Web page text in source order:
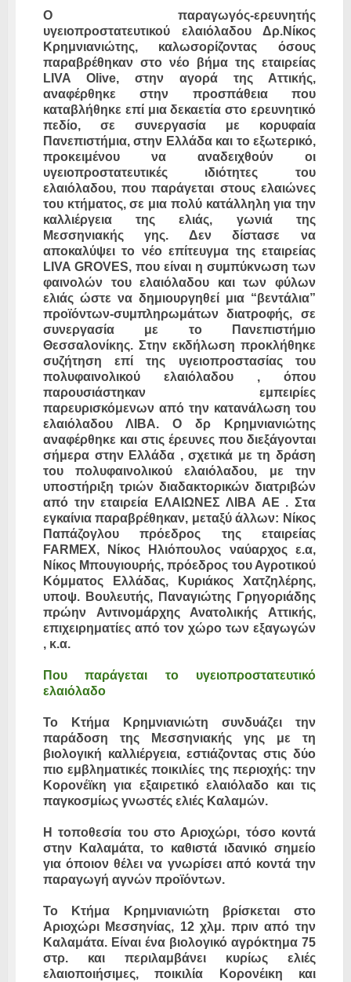
Ο παραγωγός-ερευνητής
υγειοπροστατευτικού ελαιόλαδου Δρ.Νίκος
Κρημνιανιώτης, καλωσορίζοντας όσους
παραβρέθηκαν στο νέο βήμα της εταιρείας
LIVA Olive, στην αγορά της Αττικής,
αναφέρθηκε στην προσπάθεια που
καταβλήθηκε επί μια δεκαετία στο ερευνητικό
πεδίο, σε συνεργασία με κορυφαία
Πανεπιστήμια, στην Ελλάδα και το εξωτερικό,
προκειμένου να αναδειχθούν οι
υγειοπροστατευτικές ιδιότητες του
ελαιόλαδου, που παράγεται στους ελαιώνες
του κτήματος, σε μια πολύ κατάλληλη για την
καλλιέργεια της ελιάς, γωνιά της
Μεσσηνιακής γης. Δεν δίστασε να
αποκαλύψει το νέο επίτευγμα της εταιρείας
LIVA GROVES, που είναι η συμπύκνωση των
φαινολών του ελαιόλαδου και των φύλων
ελιάς ώστε να δημιουργηθεί μια “βεντάλια”
προϊόντων-συμπληρωμάτων διατροφής, σε
συνεργασία με το Πανεπιστήμιο
Θεσσαλονίκης. Στην εκδήλωση προκλήθηκε
συζήτηση επί της υγειοπροστασίας του
πολυφαινολικού ελαιόλαδου , όπου
παρουσιάστηκαν εμπειρίες
παρευρισκόμενων από την κατανάλωση του
ελαιόλαδου ΛΙΒΑ. Ο δρ Κρημνιανιώτης
αναφέρθηκε και στις έρευνες που διεξάγονται
σήμερα στην Ελλάδα , σχετικά με τη δράση
του πολυφαινολικού ελαιόλαδου, με την
υποστήριξη τριών διαδακτορικών διατριβών
από την εταιρεία ΕΛΑΙΩΝΕΣ ΛΙΒΑ ΑΕ . Στα
εγκαίνια παραβρέθηκαν, μεταξύ άλλων: Νίκος
Παπάζογλου πρόεδρος της εταιρείας
FARMEΧ, Νίκος Ηλιόπουλος ναύαρχος ε.α,
Νίκος Μπουγιουρής, πρόεδρος του Αγροτικού
Κόμματος Ελλάδας, Κυριάκος Χατζηλέρης,
υποψ. Βουλευτής, Παναγιώτης Γρηγοριάδης
πρώην Αντινομάρχης Ανατολικής Αττικής,
επιχειρηματίες από τον χώρο των εξαγωγών
, κ.α.
Που παράγεται το υγειοπροστατευτικό
ελαιόλαδο
Το Κτήμα Κρημνιανιώτη συνδυάζει την
παράδοση της Μεσσηνιακής γης με τη
βιολογική καλλιέργεια, εστιάζοντας στις δύο
πιο εμβληματικές ποικιλίες της περιοχής: την
Κορονέϊκη για εξαιρετικό ελαιόλαδο και τις
παγκοσμίως γνωστές ελιές Καλαμών.
Η τοποθεσία του στο Αριοχώρι, τόσο κοντά
στην Καλαμάτα, το καθιστά ιδανικό σημείο
για όποιον θέλει να γνωρίσει από κοντά την
παραγωγή αγνών προϊόντων.
Το Κτήμα Κρημνιανιώτη βρίσκεται στο
Αριοχώρι Μεσσηνίας, 12 χλμ. πριν από την
Καλαμάτα. Είναι ένα βιολογικό αγρόκτημα 75
στρ. και περιλαμβάνει κυρίως ελιές
ελαιοποιήσιμες, ποικιλία Κορονέικη και